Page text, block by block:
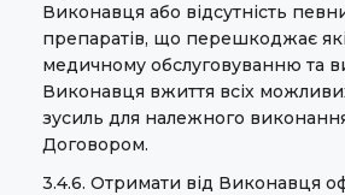
Виконавця або відсутність
препаратів, що перешкоджає
медичному обслуговуванню та
Виконавця вжиття всіх
зусиль для належного
Договором.
3.4.6. Отримати від Виконавця